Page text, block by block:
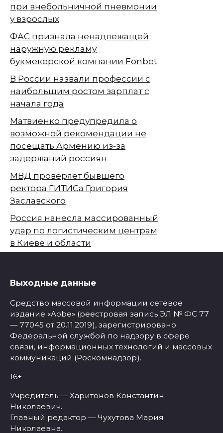
при внебольничной пневмонии
у взрослых
ФАС признала ненадлежащей
наружную рекламу
букмекерской компании Fonbet
В России назвали профессии с
наибольшим ростом зарплат с
начала года
Матвиенко предупредила о
возможной рекомендации не
посещать Армению из-за
задержаний россиян
МВД проверяет бывшего
ректора ГИТИСа Григория
Заславского
Россия нанесла массированный
удар по логистическим центрам
в Киеве и области
Выходные данные
Средство массовой информации сетевое
издание «Aobe» (реестровая запись ЭЛ № ФС 77
— 77045 от 20.11.2019), зарегистрировано
Федеральной службой по надзору в сфере
связи, информационных технологий и массовых
коммуникаций (Роскомнадзор).
16+
Учредитель — Харитонов Константин
Николаевич.
Главный редактор — Чухутова Мария
Николаевна.